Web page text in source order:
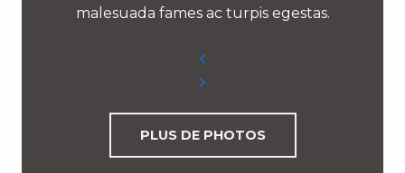
malesuada fames ac turpis egestas.
PLUS DE PHOTOS